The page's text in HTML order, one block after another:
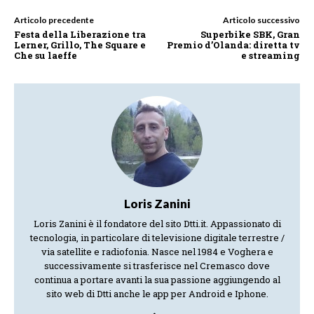
Articolo precedente
Festa della Liberazione tra
Lerner, Grillo, The Square e
Che su laeffe
Articolo successivo
Superbike SBK, Gran
Premio d’Olanda: diretta tv
e streaming
Loris Zanini
Loris Zanini è il fondatore del sito Dtti.it. Appassionato di
tecnologia, in particolare di televisione digitale terrestre /
via satellite e radiofonia. Nasce nel 1984 e Voghera e
successivamente si trasferisce nel Cremasco dove
continua a portare avanti la sua passione aggiungendo al
sito web di Dtti anche le app per Android e Iphone.